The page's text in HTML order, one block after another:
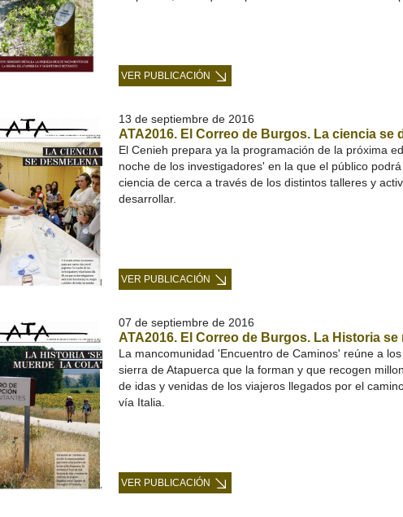
VER PUBLICACIÓN
13 de septiembre de 2016
ATA2016. El Correo de Burgos. La ciencia se
El Cenieh prepara ya la programación de la próxima
noche de los investigadores' en la que el público
ciencia de cerca a través de los distintos talleres y
desarrollar.
VER PUBLICACIÓN
07 de septiembre de 2016
ATA2016. El Correo de Burgos. La Historia se
La mancomunidad 'Encuentro de Caminos' reúne a
sierra de Atapuerca que la forman y que recogen
de idas y venidas de los viajeros llegados por el
vía Italia.
VER PUBLICACIÓN